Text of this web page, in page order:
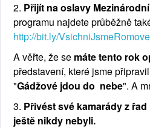
2. Přijít na oslavy
programu najdete průběžně
http://bit.ly/
A věřte, že se máte tento rok
představení, které jsme
"Gádžové jdou do nebe". A
3. Přivést své kamarády z
ještě nikdy nebyli.